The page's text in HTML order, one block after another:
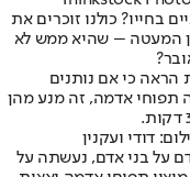
בחייו? כולנו זוכרים את
המעטה – שהיא ממש לא
כי אם נותנים
תפוחי אדמה, זה מנע מהן
דודי ועקנין
על בני אדם, נעשתה על